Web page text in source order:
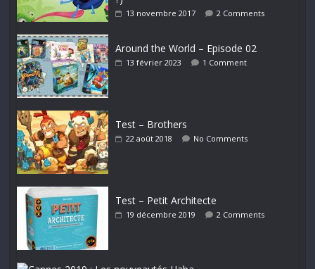
13 novembre 2017 2 Comments
Around the World – Episode 02
13 février 2023 1 Comment
Test – Brothers
22 août 2018 No Comments
Test – Petit Architecte
19 décembre 2019 2 Comments